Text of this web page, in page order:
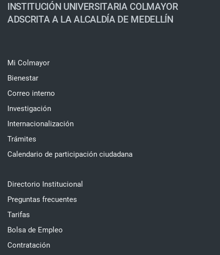
INSTITUCIÓN UNIVERSITARIA COLMAYOR
ADSCRITA A LA ALCALDÍA DE MEDELLÍN
Mi Colmayor
Bienestar
Correo interno
Investigación
Internacionalización
Trámites
Calendario de participación ciudadana
Directorio Institucional
Preguntas frecuentes
Tarifas
Bolsa de Empleo
Contratación